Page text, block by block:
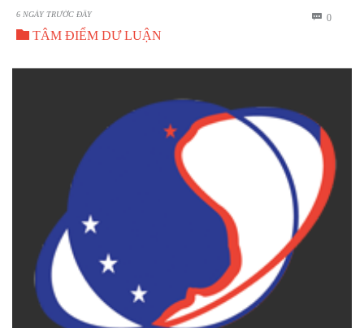
6 NGÀY TRƯỚC ĐÂY  0BÌNH
 TÂM ĐIỂM DƯ LUẬN